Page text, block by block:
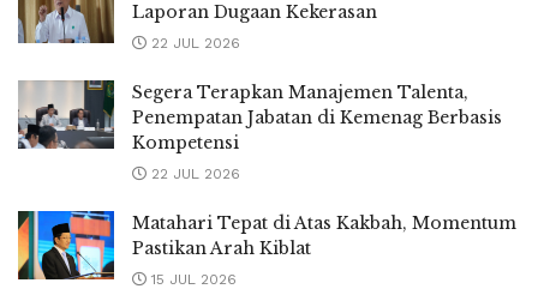
Laporan Dugaan Kekerasan
22 JUL 2026
Segera Terapkan Manajemen Talenta,
Penempatan Jabatan di Kemenag Berbasis
Kompetensi
22 JUL 2026
Matahari Tepat di Atas Kakbah, Momentum
Pastikan Arah Kiblat
15 JUL 2026